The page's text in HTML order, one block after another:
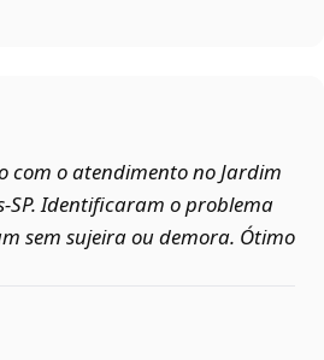
com o atendimento no Jardim
Identificaram o problema
sem sujeira ou demora. Ótimo